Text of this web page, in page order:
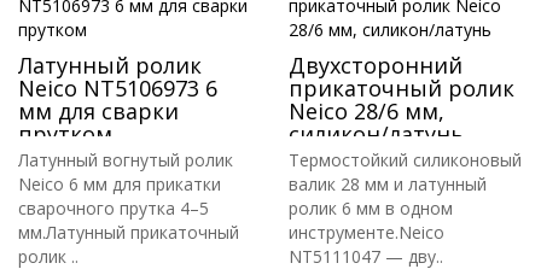
Латунный ролик
Neico NT5106973 6
мм для сварки
прутком
Латунный вогнутый ролик
Neico 6 мм для прикатки
сварочного прутка 4–5
мм.Латунный прикаточный
ролик ..
Двухсторонний
прикаточный ролик
Neico 28/6 мм,
силикон/латунь
Термостойкий силиконовый
валик 28 мм и латунный
ролик 6 мм в одном
инструменте.Neico
NT5111047 — дву..